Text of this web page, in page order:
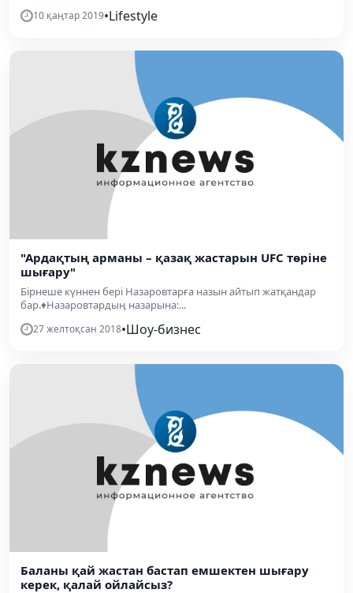
10 қаңтар 2019•Lifestyle
"Ардақтың арманы – қазақ жастарын UFC төріне
шығару"
Бірнеше күннен бері Назаровтарға назын айтып жатқандар
бар.♦Назаровтардың назарына:...
27 желтоқсан 2018•Шоу-бизнес
Баланы қай жастан бастап емшектен шығару
керек, қалай ойлайсыз?